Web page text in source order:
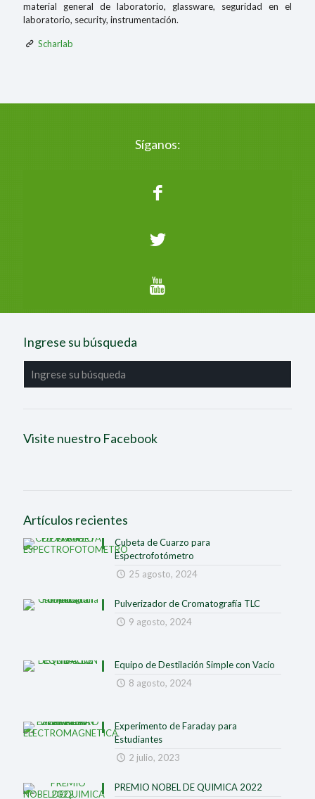
material general de laboratorio, glassware, seguridad en el
laboratorio, security, instrumentación.
Scharlab
Síganos:
Ingrese su búsqueda
Visite nuestro Facebook
Artículos recientes
Cubeta de Cuarzo para
Espectrofotómetro
25 agosto, 2024
Pulverizador de Cromatografía TLC
9 agosto, 2024
Equipo de Destilación Simple con Vacío
8 agosto, 2024
Experimento de Faraday para
Estudiantes
2 julio, 2023
PREMIO NOBEL DE QUIMICA 2022